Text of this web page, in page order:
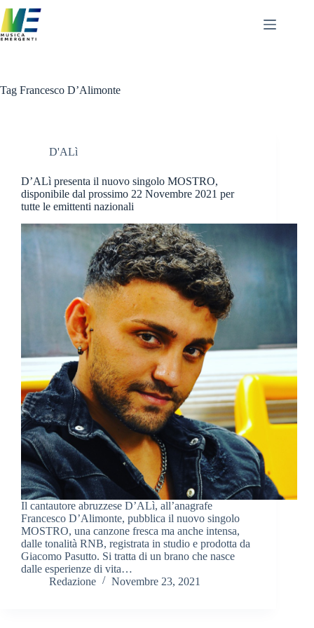
al
contenuto
Tag Francesco D’Alimonte
D'ALì
D’ALì presenta il nuovo singolo MOSTRO,
disponibile dal prossimo 22 Novembre 2021 per
tutte le emittenti nazionali
Il cantautore abruzzese D’ALì, all’anagrafe
Francesco D’Alimonte, pubblica il nuovo singolo
MOSTRO, una canzone fresca ma anche intensa,
dalle tonalità RNB, registrata in studio e prodotta da
Giacomo Pasutto. Si tratta di un brano che nasce
dalle esperienze di vita…
Redazione
Novembre 23, 2021